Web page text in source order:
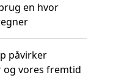
en hvor
påvirker
vores fremtid